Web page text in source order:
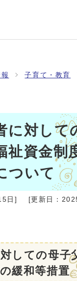
子育て・教育
に対して
祉資金制
ついて
日 ] [更新日：
しての母子
緩和等措置